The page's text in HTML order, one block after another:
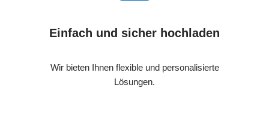
Einfach und sicher hochladen
Wir bieten Ihnen flexible und personalisierte
Lösungen.